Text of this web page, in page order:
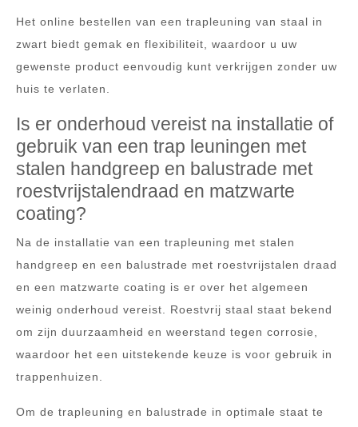
Het online bestellen van een trapleuning van staal in
zwart biedt gemak en flexibiliteit, waardoor u uw
gewenste product eenvoudig kunt verkrijgen zonder uw
huis te verlaten.
Is er onderhoud vereist na installatie of
gebruik van een trap leuningen met
stalen handgreep en balustrade met
roestvrijstalendraad en matzwarte
coating?
Na de installatie van een trapleuning met stalen
handgreep en een balustrade met roestvrijstalen draad
en een matzwarte coating is er over het algemeen
weinig onderhoud vereist. Roestvrij staal staat bekend
om zijn duurzaamheid en weerstand tegen corrosie,
waardoor het een uitstekende keuze is voor gebruik in
trappenhuizen.
Om de trapleuning en balustrade in optimale staat te